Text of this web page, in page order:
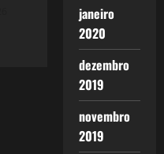
janeiro
2020
dezembro
2019
novembro
2019